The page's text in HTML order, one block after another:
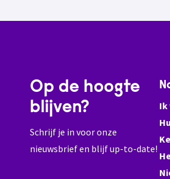
Op de hoogte
blijven?
Schrijf je in voor onze
nieuwsbrief en blijf up-to-date!
Ik